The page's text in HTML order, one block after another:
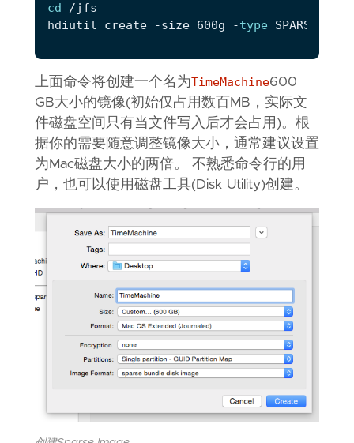
"AccessKey"
{
"juicefs"
"SecretAccessKey": "<access key>"
"CreateDate": "2019-06-
}
}
cd
hdiutil create -size 600g -type
上面命令将创建一个名为TimeMachine600
GB大小的镜像(初始仅占用数百MB，实际文
件磁盘空间只有当文件写入后才会占用)。根
据你的需要随意调整镜像大小，通常建议设置
为Mac磁盘大小的两倍。 不熟悉命令行的用
户，也可以使用磁盘工具(Disk Utility)创建。